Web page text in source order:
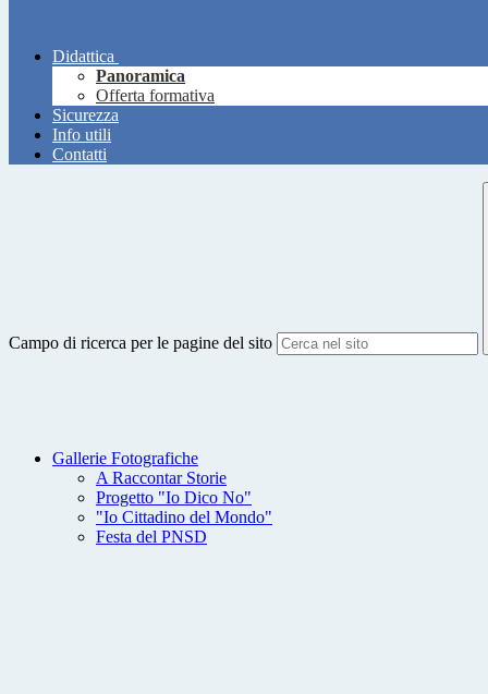
Didattica
Panoramica
Offerta formativa
Sicurezza
Info utili
Contatti
Campo di ricerca per le pagine del sito
Gallerie Fotografiche
A Raccontar Storie
Progetto "Io Dico No"
"Io Cittadino del Mondo"
Festa del PNSD